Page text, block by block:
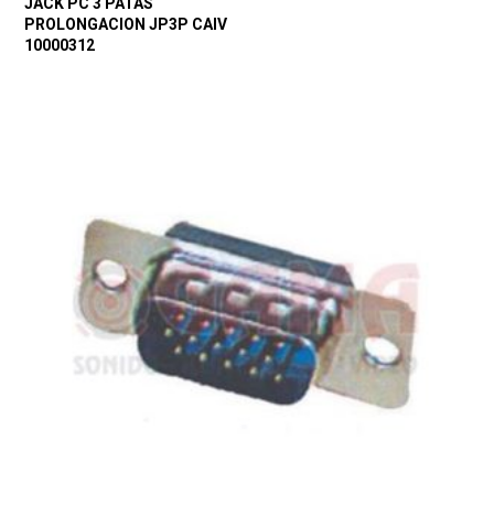
PROLONGACION JP3P CAIV
10000312